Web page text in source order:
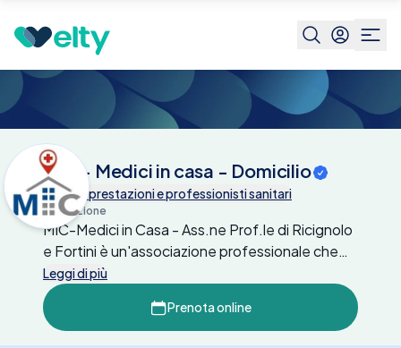
MIC - Medici in casa - Domicilio
Tutte le prestazioni e professionisti sanitari
Descrizione
MIC-Medici in Casa - Ass.ne Prof.le di Ricignolo
e Fortini è un'associazione professionale che
offre servizi medici domiciliari, permettendo ai
pazienti di ricevere assistenza sanitaria
direttamente a casa. Questo servizio è
particolarmente utile per coloro che hanno
Leggi di più
Prenota online